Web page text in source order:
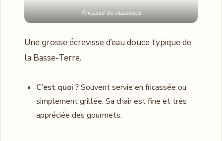
Fricassé de ouassous
Une grosse écrevisse d’eau douce typique de
la Basse-Terre.
C’est quoi ?Souvent servie en fricassée ou
simplement grillée. Sa chair est fine et très
appréciée des gourmets.